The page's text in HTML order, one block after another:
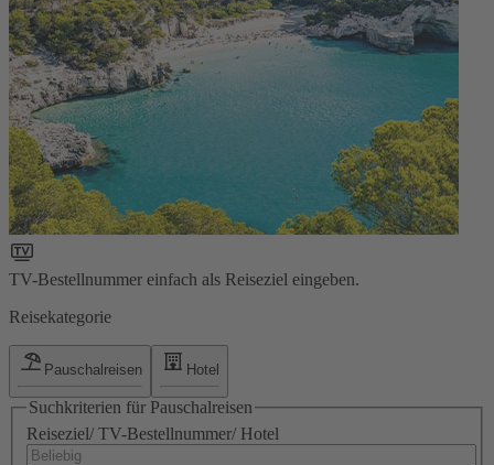
TV-Bestellnummer einfach als Reiseziel eingeben.
Reisekategorie
Pauschalreisen Hotel
Suchkriterien für Pauschalreisen
Reiseziel/ TV-Bestellnummer/ Hotel